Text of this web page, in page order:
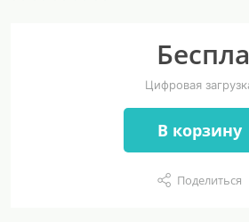
Цифровая
В корзину
Поделиться